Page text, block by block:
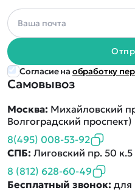
Самовывоз
Москва: Михайловский
Волгоградский проспект)
8(495) 008-53-92
СПБ: Лиговский пр. 50 к.5
8 (812) 628-60-49
Бесплатный звонок: для
Согласие на обработку